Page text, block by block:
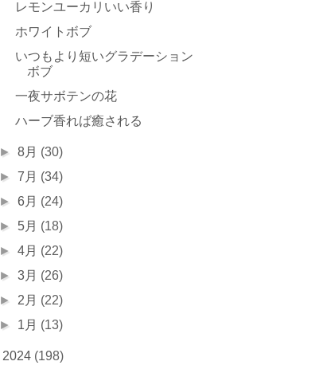
レモンユーカリいい香り
ホワイトボブ
いつもより短いグラデーション
ボブ
一夜サボテンの花
ハーブ香れば癒される
►8月 (30)
►7月 (34)
►6月 (24)
► 5月 (18)
►4月 (22)
►3月 (26)
► 2月 (22)
► 1月 (13)
2024 (198)